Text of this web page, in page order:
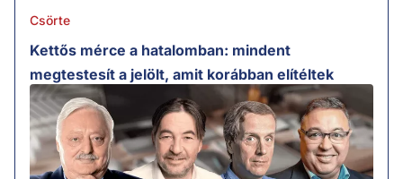
Csörte
Kettős mérce a hatalomban: mindent
megtestesít a jelölt, amit korábban elítéltek